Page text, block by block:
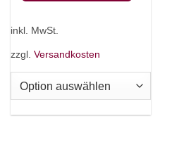
weist
mehrere
auf.
inkl. MwSt.
zzgl. Versandkosten